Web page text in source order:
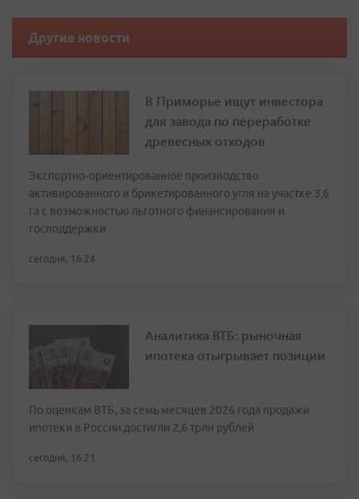
Другие новости
В Приморье ищут инвестора
для завода по переработке
древесных отходов
Экспортно‑ориентированное производство
активированного и брикетированного угля на участке 3,6
га с возможностью льготного финансирования и
господдержки
сегодня, 16:24
Аналитика ВТБ: рыночная
ипотека отыгрывает позиции
По оценкам ВТБ, за семь месяцев 2026 года продажи
ипотеки в России достигли 2,6 трлн рублей
сегодня, 16:21